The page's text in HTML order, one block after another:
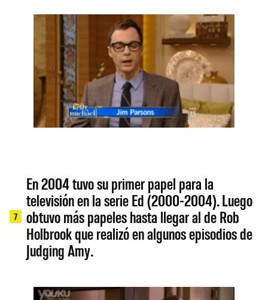
7
En 2004 tuvo su primer papel para la
televisión en la serie Ed (2000-2004). Luego
obtuvo más papeles hasta llegar al de Rob
Holbrook que realizó en algunos episodios de
Judging Amy.